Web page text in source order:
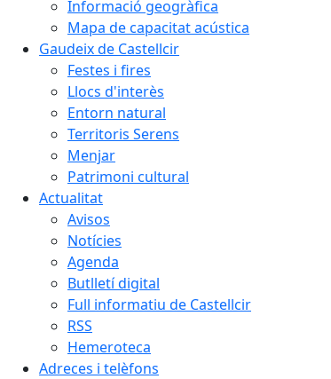
Informació geogràfica
Mapa de capacitat acústica
Gaudeix de Castellcir
Festes i fires
Llocs d'interès
Entorn natural
Territoris Serens
Menjar
Patrimoni cultural
Actualitat
Avisos
Notícies
Agenda
Butlletí digital
Full informatiu de Castellcir
RSS
Hemeroteca
Adreces i telèfons